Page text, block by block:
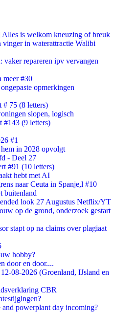
is welkom kneuzing of breuk
vinger in waterattractie Walibi
repareren ipv vervangen
meer #30
opmerkingen
# 75 (8 letters)
slopen, logisch
#143 (9 letters)
#1
in 2028 opvolgt
- Deel 27
#91 (10 letters)
hebt met AI
naar Ceuta in Spanje,l #10
buitenland
look 27 Augustus Netflix/YT
op de grond, onderzoek gestart
stapt op na claims over plagiaat
hobby?
door en door....
08-2026 (Groenland, IJsland en
CBR
powerplant day incoming?